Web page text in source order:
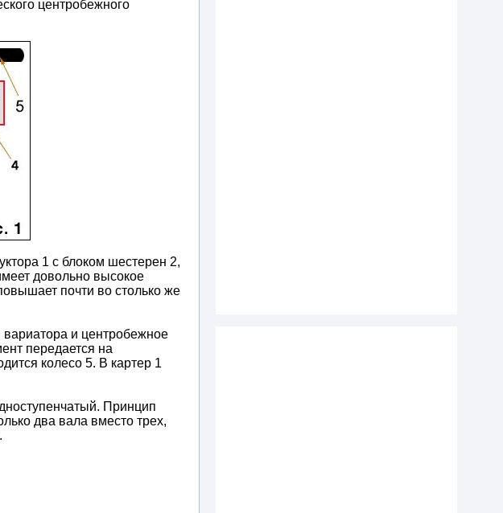
центробежного
1 с блоком шестерен 2,
довольно высокое
почти во столько же
и центробежное
передается на
колесо 5. В картер 1
Принцип
два вала вместо трех,